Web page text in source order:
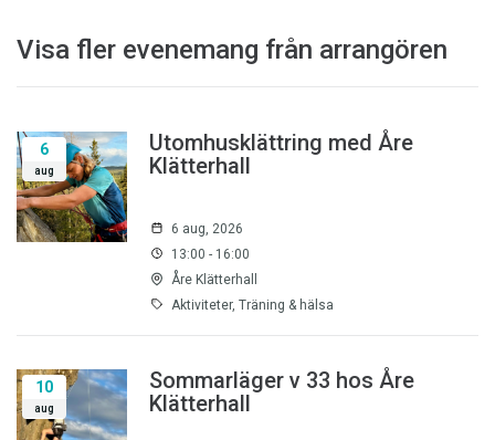
Visa fler evenemang från arrangören
6
aug
Utomhusklättring med Åre
Klätterhall
6 aug, 2026
13:00 - 16:00
Åre Klätterhall
Aktiviteter, Träning & hälsa
10
aug
Sommarläger v 33 hos Åre
Klätterhall